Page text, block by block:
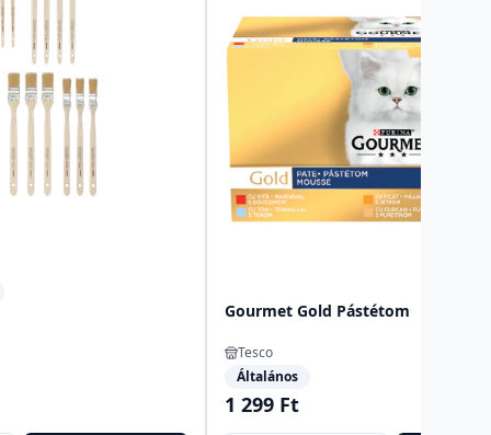
Gourmet Gold Pástétom
Tesco
Általános
1 299 Ft